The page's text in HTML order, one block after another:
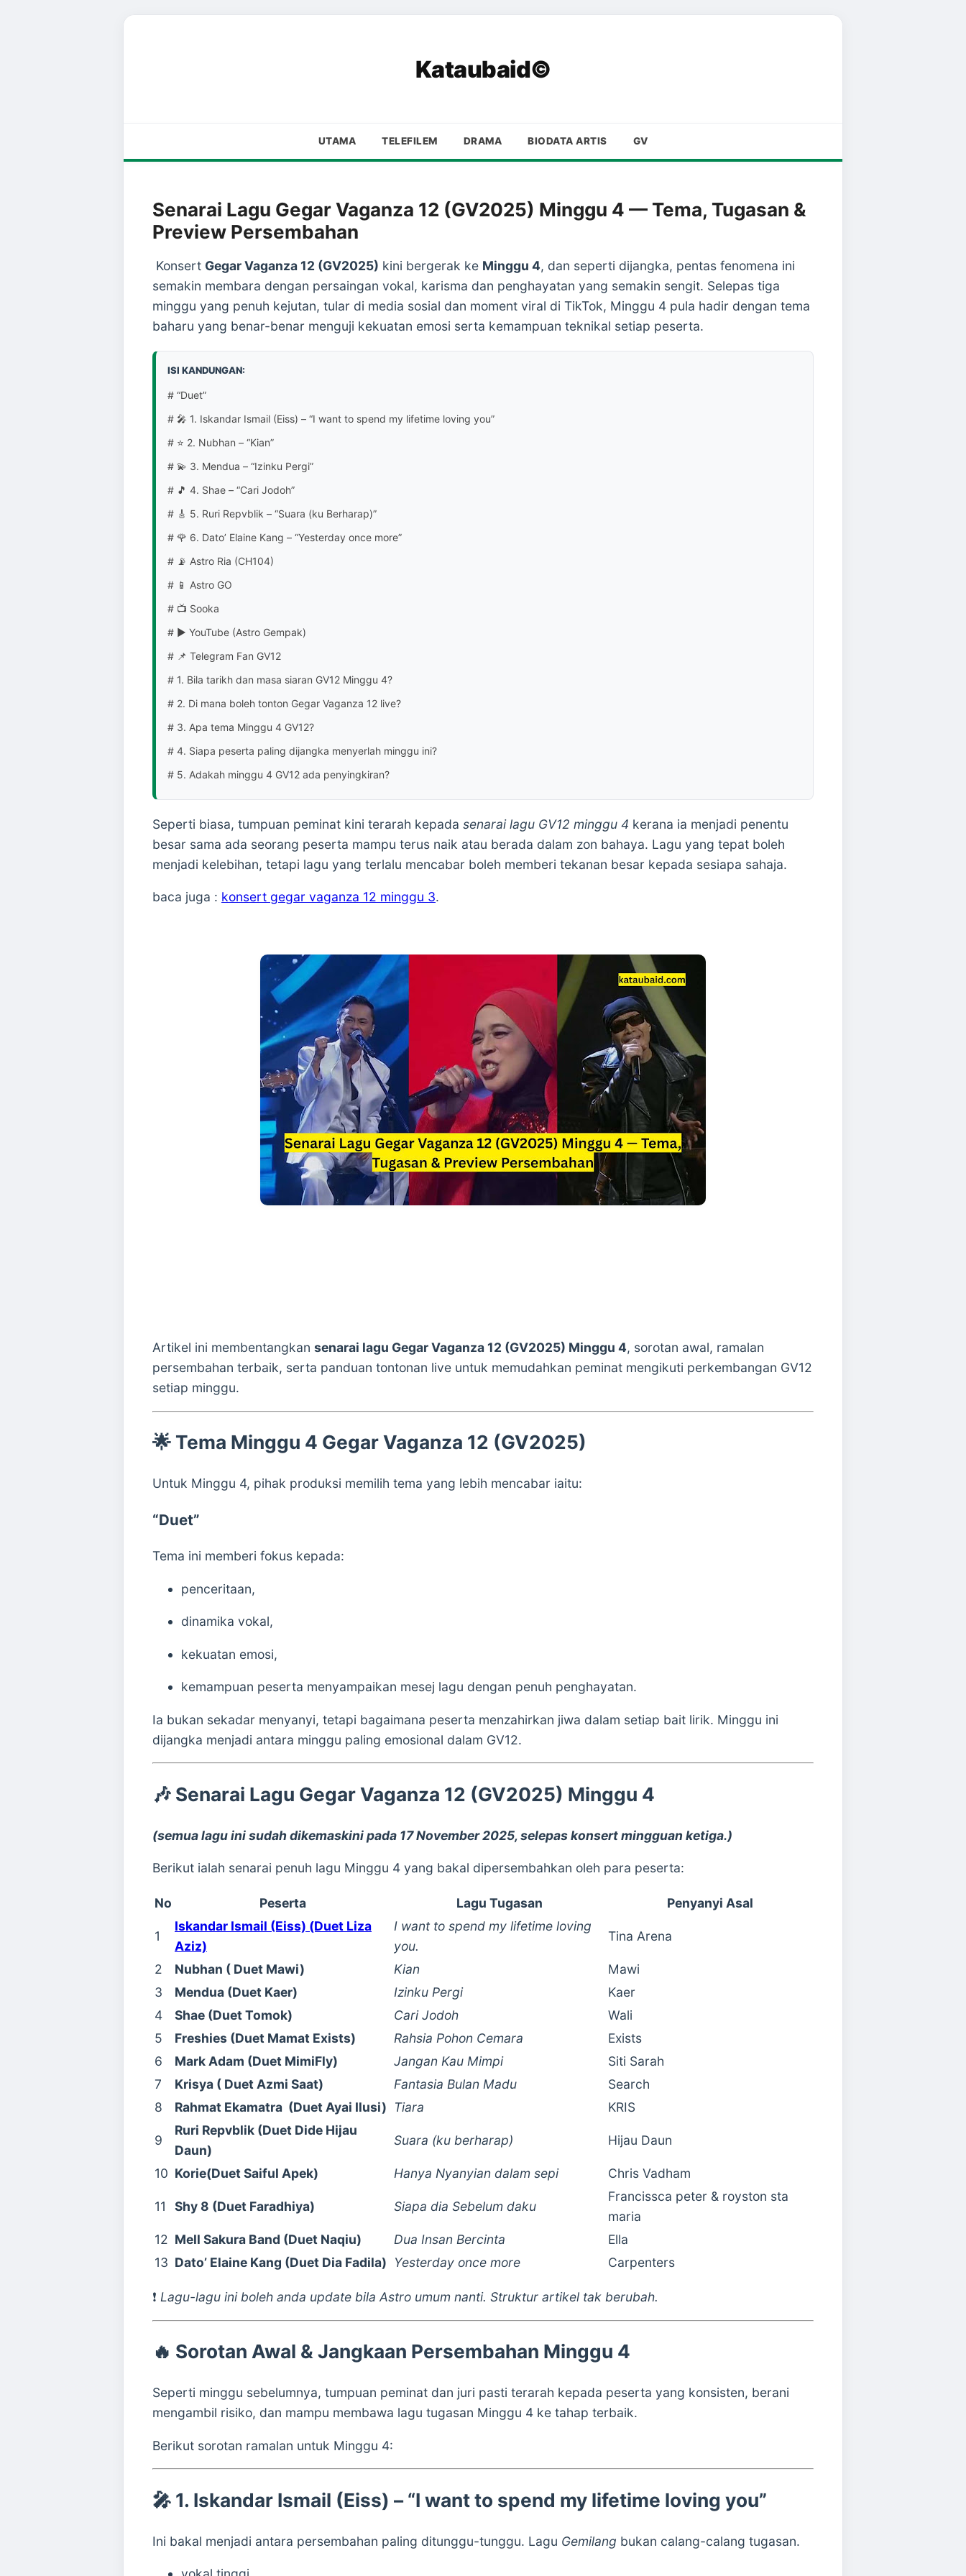
Kataubaid©
UTAMA TELEFILEM DRAMA BIODATA ARTIS GV
Senarai Lagu Gegar Vaganza 12 (GV2025) Minggu 4 — Tema, Tugasan &
Preview Persembahan
Konsert Gegar Vaganza 12 (GV2025) kini bergerak ke Minggu 4, dan seperti dijangka, pentas fenomena ini
semakin membara dengan persaingan vokal, karisma dan penghayatan yang semakin sengit. Selepas tiga
minggu yang penuh kejutan, tular di media sosial dan moment viral di TikTok, Minggu 4 pula hadir dengan tema
baharu yang benar-benar menguji kekuatan emosi serta kemampuan teknikal setiap peserta.
ISI KANDUNGAN:
# “Duet”
# 🎤 1. Iskandar Ismail (Eiss) – “I want to spend my lifetime loving you”
# ⭐ 2. Nubhan – “Kian”
# 💫 3. Mendua – “Izinku Pergi”
# 🎵 4. Shae – “Cari Jodoh”
# 🎸 5. Ruri Repvblik – “Suara (ku Berharap)”
# 🌹 6. Dato’ Elaine Kang – “Yesterday once more”
# 📡 Astro Ria (CH104)
# 📱 Astro GO
# 📺 Sooka
# ▶️ YouTube (Astro Gempak)
# 📌 Telegram Fan GV12
# 1. Bila tarikh dan masa siaran GV12 Minggu 4?
# 2. Di mana boleh tonton Gegar Vaganza 12 live?
# 3. Apa tema Minggu 4 GV12?
# 4. Siapa peserta paling dijangka menyerlah minggu ini?
# 5. Adakah minggu 4 GV12 ada penyingkiran?
Seperti biasa, tumpuan peminat kini terarah kepada senarai lagu GV12 minggu 4 kerana ia menjadi penentu
besar sama ada seorang peserta mampu terus naik atau berada dalam zon bahaya. Lagu yang tepat boleh
menjadi kelebihan, tetapi lagu yang terlalu mencabar boleh memberi tekanan besar kepada sesiapa sahaja.
baca juga : konsert gegar vaganza 12 minggu 3.
Artikel ini membentangkan senarai lagu Gegar Vaganza 12 (GV2025) Minggu 4, sorotan awal, ramalan
persembahan terbaik, serta panduan tontonan live untuk memudahkan peminat mengikuti perkembangan GV12
setiap minggu.
🌟 Tema Minggu 4 Gegar Vaganza 12 (GV2025)
Untuk Minggu 4, pihak produksi memilih tema yang lebih mencabar iaitu:
“Duet”
Tema ini memberi fokus kepada:
penceritaan,
dinamika vokal,
kekuatan emosi,
kemampuan peserta menyampaikan mesej lagu dengan penuh penghayatan.
Ia bukan sekadar menyanyi, tetapi bagaimana peserta menzahirkan jiwa dalam setiap bait lirik. Minggu ini
dijangka menjadi antara minggu paling emosional dalam GV12.
🎶 Senarai Lagu Gegar Vaganza 12 (GV2025) Minggu 4
(semua lagu ini sudah dikemaskini pada 17 November 2025, selepas konsert mingguan ketiga.)
Berikut ialah senarai penuh lagu Minggu 4 yang bakal dipersembahkan oleh para peserta:
No Peserta Lagu Tugasan Penyanyi Asal
1
Iskandar Ismail (Eiss) (Duet Liza
Aziz)
I want to spend my lifetime loving
you.
Tina Arena
2 Nubhan ( Duet Mawi) Kian
Mawi
3
Mendua (Duet Kaer) Izinku Pergi
Kaer
4
Shae (Duet Tomok) Cari Jodoh
Wali
5
Freshies (Duet Mamat Exists) Rahsia Pohon Cemara
Exists
6
Mark Adam (Duet MimiFly) Jangan Kau Mimpi
Siti Sarah
7
Krisya ( Duet Azmi Saat) Fantasia Bulan Madu
Search
8
Rahmat Ekamatra (Duet Ayai Ilusi) Tiara KRIS
9
Ruri Repvblik (Duet Dide Hijau
Daun)
Suara (ku berharap) Hijau Daun
10 Korie(Duet Saiful Apek) Hanya Nyanyian dalam sepi Chris Vadham
11 Shy 8 (Duet Faradhiya) Siapa dia Sebelum daku
Francissca peter & royston sta
maria
12 Mell Sakura Band (Duet Naqiu) Dua Insan Bercinta
Ella
13 Dato’ Elaine Kang (Duet Dia Fadila) Yesterday once more Carpenters
❗ Lagu-lagu ini boleh anda update bila Astro umum nanti. Struktur artikel tak berubah.
🔥 Sorotan Awal & Jangkaan Persembahan Minggu 4
Seperti minggu sebelumnya, tumpuan peminat dan juri pasti terarah kepada peserta yang konsisten, berani
mengambil risiko, dan mampu membawa lagu tugasan Minggu 4 ke tahap terbaik.
Berikut sorotan ramalan untuk Minggu 4:
🎤 1. Iskandar Ismail (Eiss) – “I want to spend my lifetime loving you”
Ini bakal menjadi antara persembahan paling ditunggu-tunggu. Lagu Gemilang bukan calang-calang tugasan.